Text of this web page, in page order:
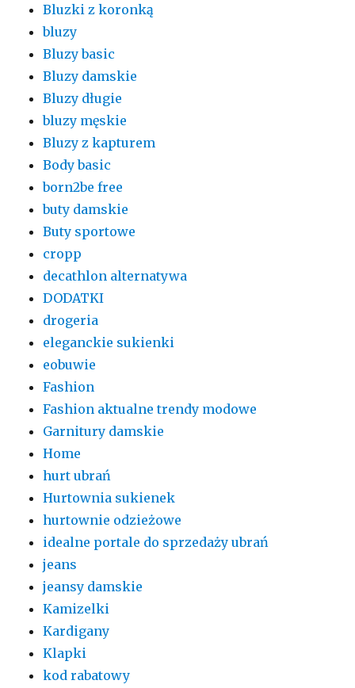
Bluzki z koronką
bluzy
Bluzy basic
Bluzy damskie
Bluzy długie
bluzy męskie
Bluzy z kapturem
Body basic
born2be free
buty damskie
Buty sportowe
cropp
decathlon alternatywa
DODATKI
drogeria
eleganckie sukienki
eobuwie
Fashion
Fashion aktualne trendy modowe
Garnitury damskie
Home
hurt ubrań
Hurtownia sukienek
hurtownie odzieżowe
idealne portale do sprzedaży ubrań
jeans
jeansy damskie
Kamizelki
Kardigany
Klapki
kod rabatowy